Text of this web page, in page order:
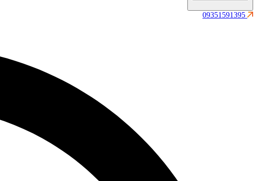
09351591395